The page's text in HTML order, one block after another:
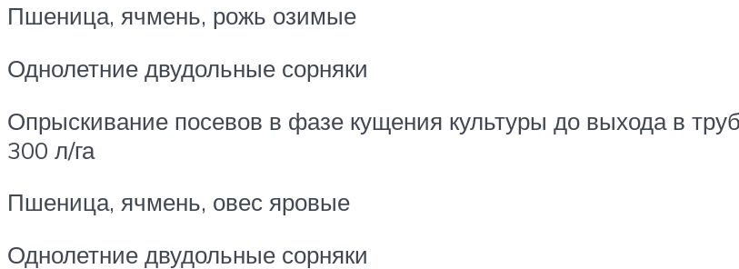
Пшеница, ячмень, рожь озимые
Однолетние двудольные сорняки
Опрыскивание посевов в фазе кущения культуры до выхода в
300 л/га
Пшеница, ячмень, овес яровые
Однолетние двудольные сорняки